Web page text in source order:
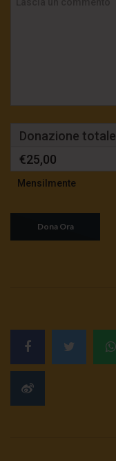
Donazione totale
€25,00
Mensilmente